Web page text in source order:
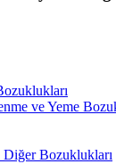
ve Yeme
Bozuklukları